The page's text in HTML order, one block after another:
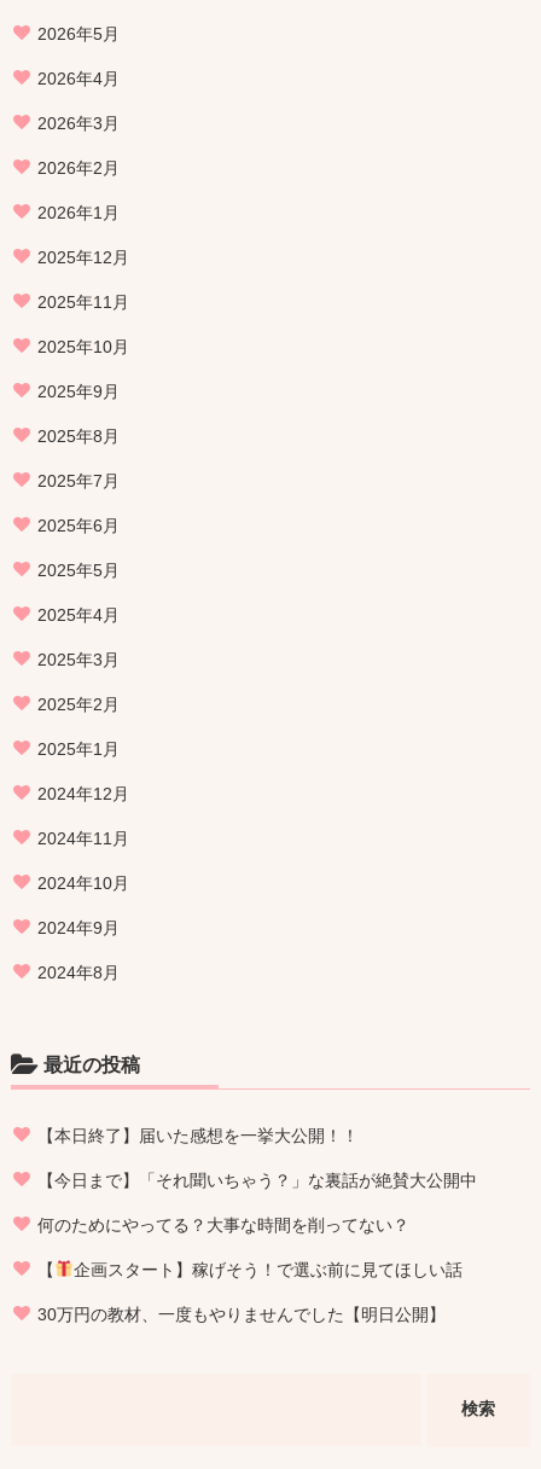
2026年5月
2026年4月
2026年3月
2026年2月
2026年1月
2025年12月
2025年11月
2025年10月
2025年9月
2025年8月
2025年7月
2025年6月
2025年5月
2025年4月
2025年3月
2025年2月
2025年1月
2024年12月
2024年11月
2024年10月
2024年9月
2024年8月
最近の投稿
【本日終了】届いた感想を一挙大公開！！
【今日まで】「それ聞いちゃう？」な裏話が絶賛大公開中
何のためにやってる？大事な時間を削ってない？
【 企画スタート】稼げそう！で選ぶ前に見てほしい話
30万円の教材、一度もやりませんでした【明日公開】